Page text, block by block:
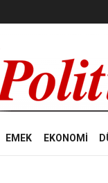
EMEK EKONOMİ